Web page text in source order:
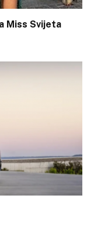
Miss Svijeta